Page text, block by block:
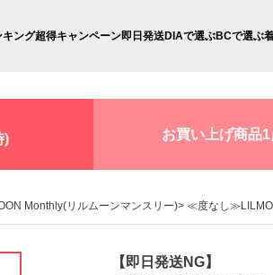
ング超得キャンペーン即日発送DIAで選ぶBCで選ぶ
) お買い上げ商品
Monthly(リルムーンマンスリー) ≪度なし
【即日発送NG】